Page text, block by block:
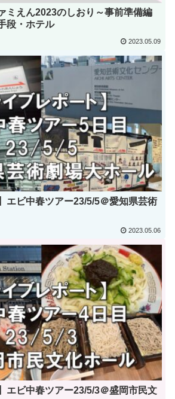
ミえん2023のしおり～事前準備編
段・ホテル
2023.05.09
エビ中春ツアー23/5/5＠愛知県芸術
2023.05.06
エビ中春ツアー23/5/3＠盛岡市民文